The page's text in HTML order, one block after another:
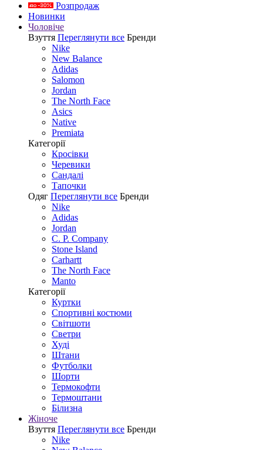
Розпродаж
Новинки
Чоловіче
Взуття Переглянути все Бренди
Nike
New Balance
Adidas
Salomon
Jordan
The North Face
Asics
Native
Premiata
Категорії
Кросівки
Черевики
Сандалі
Tапочки
Одяг Переглянути все Бренди
Nike
Adidas
Jordan
C. P. Company
Stone Island
Carhartt
The North Face
Manto
Категорії
Куртки
Спортивні костюми
Світшоти
Светри
Худі
Штани
Футболки
Шорти
Термокофти
Термоштани
Білизна
Жіноче
Взуття Переглянути все Бренди
Nike